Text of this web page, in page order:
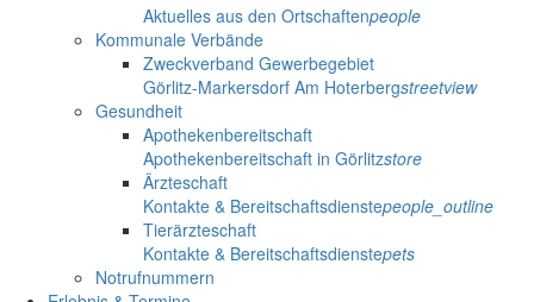
Aktuelles aus den Ortschaftenpeople
Kommunale Verbände
Zweckverband Gewerbegebiet
Görlitz-Markersdorf Am Hoterbergstreetview
Gesundheit
Apothekenbereitschaft
Apothekenbereitschaft in Görlitzstore
Ärzteschaft
Kontakte & Bereitschaftsdienstepeople_outline
Tierärzteschaft
Kontakte & Bereitschaftsdienstepets
Notrufnummern